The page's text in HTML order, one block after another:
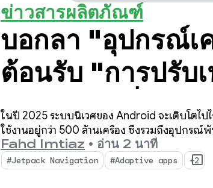
ข่าวสารผลิตภัณฑ์
บอกลา "อุปกรณ์เ
ต้อนรับ "การปรับ
การอัปเดตที่สำคั
2025 สำหรับกา
เปลี่ยนตามอุปกรณ์
ในปี 2025 ระบบนิเวศของ Android จะเติบโต
ใช้งานอยู่กว่า 500 ล้านเครื่อง ซึ่งรวมถึงอุปกร
Fahd Imtiaz • อ่าน 2 นาที
#Jetpack Navigation #Adaptive apps +2